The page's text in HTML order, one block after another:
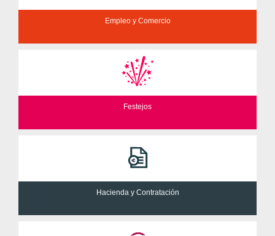
Empleo y Comercio
Festejos
Hacienda y Contratación